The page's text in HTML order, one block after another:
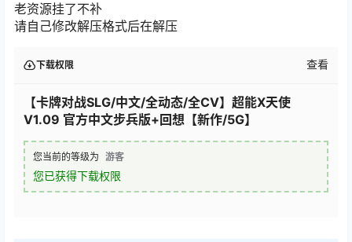
老资源挂了不补
请自己修改解压格式后在解压
下载权限 查看
【卡牌对战SLG/中文/全动态/全CV】超能X天使
V1.09 官方中文步兵版+回想【新作/5G】
您当前的等级为 游客
您已获得下载权限